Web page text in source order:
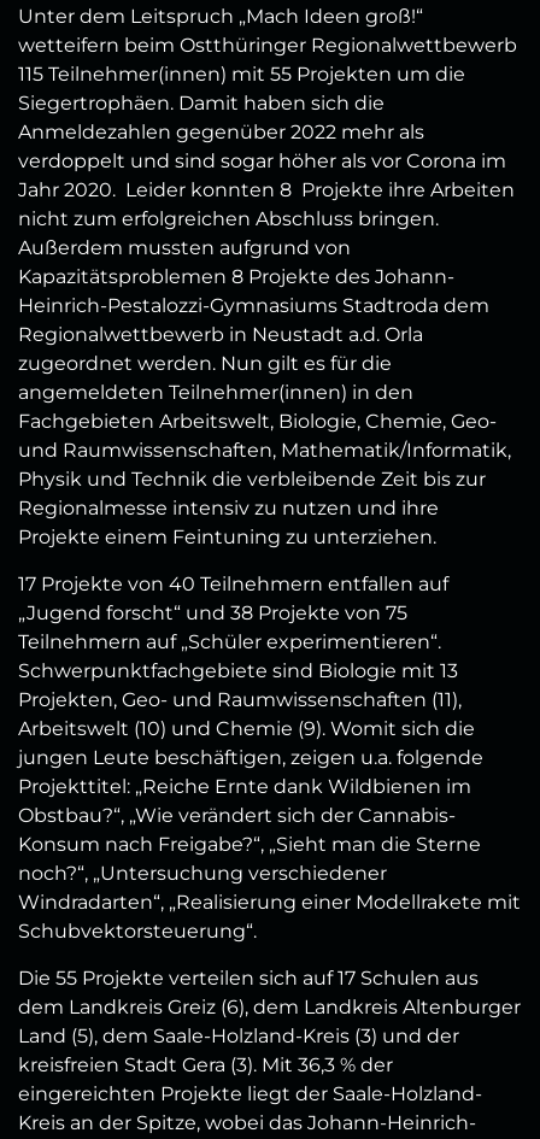
Unter dem Leitspruch „Mach Ideen groß!“
wetteifern beim Ostthüringer Regionalwettbewerb
115 Teilnehmer(innen) mit 55 Projekten um die
Siegertrophäen. Damit haben sich die
Anmeldezahlen gegenüber 2022 mehr als
verdoppelt und sind sogar höher als vor Corona im
Jahr 2020. Leider konnten 8 Projekte ihre Arbeiten
nicht zum erfolgreichen Abschluss bringen.
Außerdem mussten aufgrund von
Kapazitätsproblemen 8 Projekte des Johann-
Heinrich-Pestalozzi-Gymnasiums Stadtroda dem
Regionalwettbewerb in Neustadt a.d. Orla
zugeordnet werden. Nun gilt es für die
angemeldeten Teilnehmer(innen) in den
Fachgebieten Arbeitswelt, Biologie, Chemie, Geo-
und Raumwissenschaften, Mathematik/Informatik,
Physik und Technik die verbleibende Zeit bis zur
Regionalmesse intensiv zu nutzen und ihre
Projekte einem Feintuning zu unterziehen.
17 Projekte von 40 Teilnehmern entfallen auf
„Jugend forscht“ und 38 Projekte von 75
Teilnehmern auf „Schüler experimentieren“.
Schwerpunktfachgebiete sind Biologie mit 13
Projekten, Geo- und Raumwissenschaften (11),
Arbeitswelt (10) und Chemie (9). Womit sich die
jungen Leute beschäftigen, zeigen u.a. folgende
Projekttitel: „Reiche Ernte dank Wildbienen im
Obstbau?“, „Wie verändert sich der Cannabis-
Konsum nach Freigabe?“, „Sieht man die Sterne
noch?“, „Untersuchung verschiedener
Windradarten“, „Realisierung einer Modellrakete mit
Schubvektorsteuerung“.
Die 55 Projekte verteilen sich auf 17 Schulen aus
dem Landkreis Greiz (6), dem Landkreis Altenburger
Land (5), dem Saale-Holzland-Kreis (3) und der
kreisfreien Stadt Gera (3). Mit 36,3 % der
eingereichten Projekte liegt der Saale-Holzland-
Kreis an der Spitze, wobei das Johann-Heinrich-